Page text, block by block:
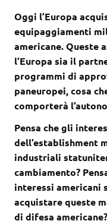
Oggi l’Europa
equipaggiamenti
americane. Queste
l’Europa sia il
programmi di
paneuropei, cosa
comporterà
Pensa che gli
dell’establishment
industriali
cambiamento?
interessi americani
acquistare queste
di difesa americane?